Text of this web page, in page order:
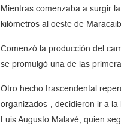
Mientras comenzaba a surgir
kilómetros al oeste de
Comenzó la producción del
se promulgó una de las
Otro hecho trascendental
organizados-, decidieron ir a
Luis Augusto Malavé, quien